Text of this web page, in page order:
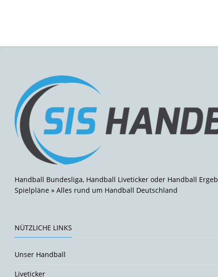
Handball Bundesliga, Handball Liveticker oder Handball
Spielpläne » Alles rund um Handball Deutschland
NÜTZLICHE LINKS
Unser Handball
Liveticker